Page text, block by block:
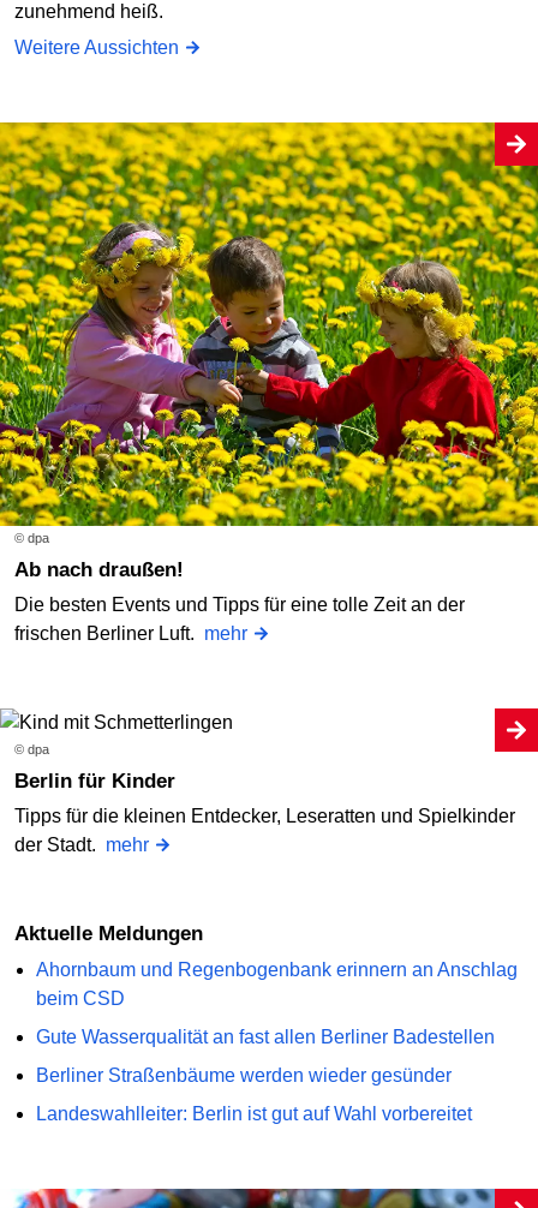
zunehmend heiß.
Weitere Aussichten
© dpa
Ab nach draußen!
Die besten Events und Tipps für eine tolle Zeit an der
frischen Berliner Luft. mehr
© dpa
Berlin für Kinder
Tipps für die kleinen Entdecker, Leseratten und Spielkinder
der Stadt. mehr
Aktuelle Meldungen
Ahornbaum und Regenbogenbank erinnern an Anschlag
beim CSD
Gute Wasserqualität an fast allen Berliner Badestellen
Berliner Straßenbäume werden wieder gesünder
Landeswahlleiter: Berlin ist gut auf Wahl vorbereitet